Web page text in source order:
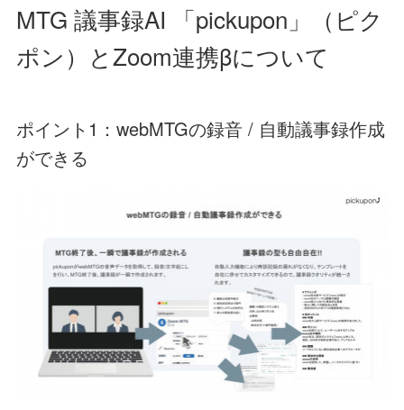
MTG 議事録AI 「pickupon」（ピク
ポン）とZoom連携βについて
ポイント1：webMTGの録音 / 自動議事録作成
ができる